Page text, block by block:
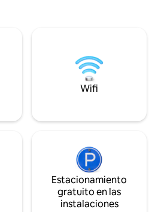
de la ciudad
Wifi
Estacionamiento
gratuito en las
instalaciones